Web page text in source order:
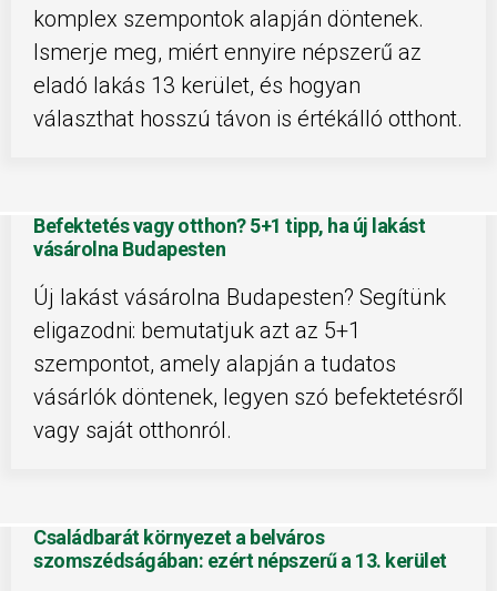
komplex szempontok alapján döntenek.
Ismerje meg, miért ennyire népszerű az
eladó lakás 13 kerület, és hogyan
választhat hosszú távon is értékálló otthont.
Befektetés vagy otthon? 5+1 tipp, ha új lakást
vásárolna Budapesten
Új lakást vásárolna Budapesten? Segítünk
eligazodni: bemutatjuk azt az 5+1
szempontot, amely alapján a tudatos
vásárlók döntenek, legyen szó befektetésről
vagy saját otthonról.
Családbarát környezet a belváros
szomszédságában: ezért népszerű a 13. kerület